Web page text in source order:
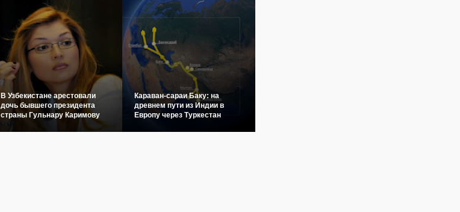
В Узбекистане арестовали
дочь бывшего президента
страны Гульнару Каримову
Караван-сараи Баку: на
древнем пути из Индии в
Европу через Туркестан